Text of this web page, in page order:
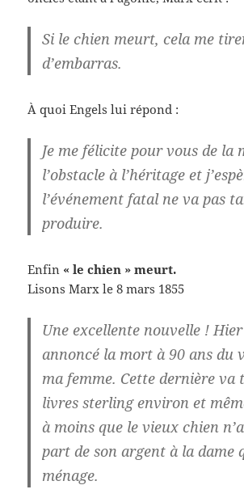
Si le chien meurt, cela me
d’embarras.
À quoi Engels lui répond :
Je me félicite pour vous de la
l’obstacle à l’héritage et
l’événement fatal ne va pas
produire.
Enfin « le chien » meurt.
Lisons Marx le 8 mars 1855
Une excellente nouvelle !
annoncé la mort à 90 ans du
ma femme. Cette dernière va
livres sterling environ et
à moins que le vieux chien
part de son argent à la dame
ménage.